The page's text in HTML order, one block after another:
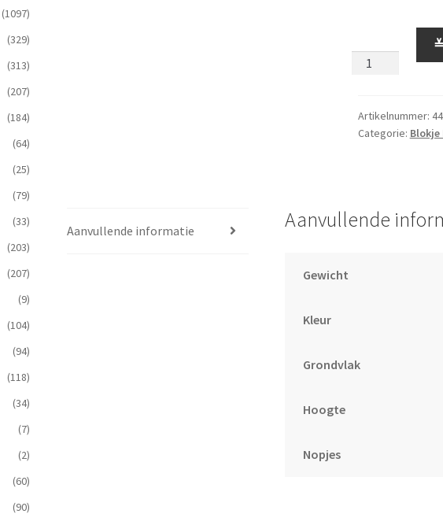
1
met
Boog
(OUD)
≚
Artikelnummer:
Categorie: Blokje
Aanvullende informatie Aanvullende
Gewicht
Kleur
Grondvlak
Hoogte
Nopjes
(1097)
(329)
(313)
(207)
(184)
(64)
(25)
(79)
(33)
(203)
(207)
(9)
(104)
(94)
(118)
(34)
(7)
(2)
(60)
(90)